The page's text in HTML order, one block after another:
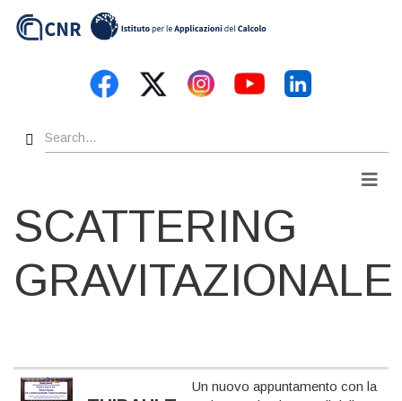
Search
SCATTERING
GRAVITAZIONALE
Un nuovo appuntamento con la